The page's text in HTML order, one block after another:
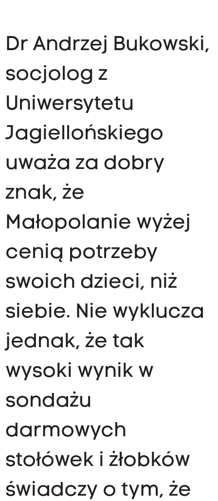
Dr Andrzej Bukowski,
socjolog z
Uniwersytetu
Jagiellońskiego
uważa za dobry
znak, że
Małopolanie wyżej
cenią potrzeby
swoich dzieci, niż
siebie. Nie wyklucza
jednak, że tak
wysoki wynik w
sondażu
darmowych
stołówek i żłobków
świadczy o tym, że